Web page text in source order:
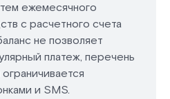
ежемесячного
с расчетного счета
не позволяет
платеж, перечень
и SMS.